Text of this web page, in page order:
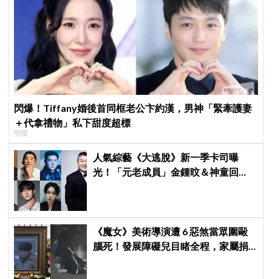
閃爆！Tiffany婚後首同框老公卞約漢，男神「緊牽護妻
＋代拿禮物」私下甜度超標
明星
人氣綜藝《大逃脫》新一季卡司曝
光！「元老成員」金鍾旼＆神童回
《魔女》美術導演遭 6 惡煞當眾圍毆
腦死！發展障礙兒目睹全程，家屬捐